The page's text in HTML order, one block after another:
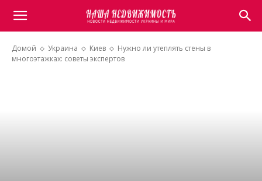
Домой Украина Киев
Нужно ли утеплять стены в
многоэтажках: советы экспертов